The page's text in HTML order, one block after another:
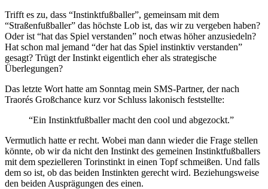
Trifft es zu, dass “Instinktfußballer”, gemeinsam mit dem
“Straßenfußballer” das höchste Lob ist, das wir zu vergeben haben?
Oder ist “hat das Spiel verstanden” noch etwas höher anzusiedeln?
Hat schon mal jemand “der hat das Spiel instinktiv verstanden”
gesagt? Trügt der Instinkt eigentlich eher als strategische
Überlegungen?
Das letzte Wort hatte am Sonntag mein SMS-Partner, der nach
Traorés Großchance kurz vor Schluss lakonisch feststellte:
“Ein Instinktfußballer macht den cool und abgezockt.”
Vermutlich hatte er recht. Wobei man dann wieder die Frage stellen
könnte, ob wir da nicht den Instinkt des gemeinen Instinktfußballers
mit dem spezielleren Torinstinkt in einen Topf schmeißen. Und falls
dem so ist, ob das beiden Instinkten gerecht wird. Beziehungsweise
den beiden Ausprägungen des einen.